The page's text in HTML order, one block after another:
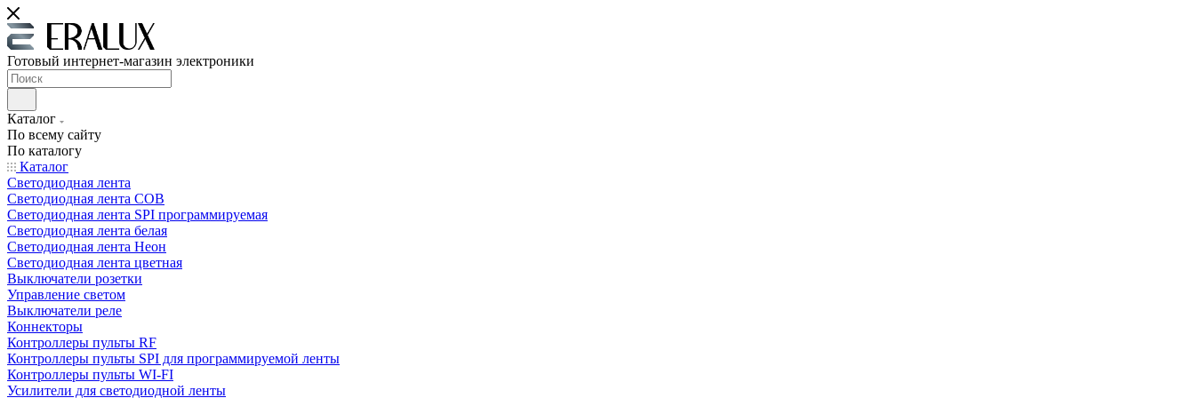
Готовый интернет-магазин электроники
Каталог
По всему сайту
По каталогу
Каталог
Светодиодная лента
Светодиодная лента COB
Светодиодная лента SPI программируемая
Светодиодная лента белая
Светодиодная лента Неон
Светодиодная лента цветная
Выключатели розетки
Управление светом
Выключатели реле
Коннекторы
Контроллеры пульты RF
Контроллеры пульты SPI для программируемой ленты
Контроллеры пульты WI-FI
Усилители для светодиодной ленты